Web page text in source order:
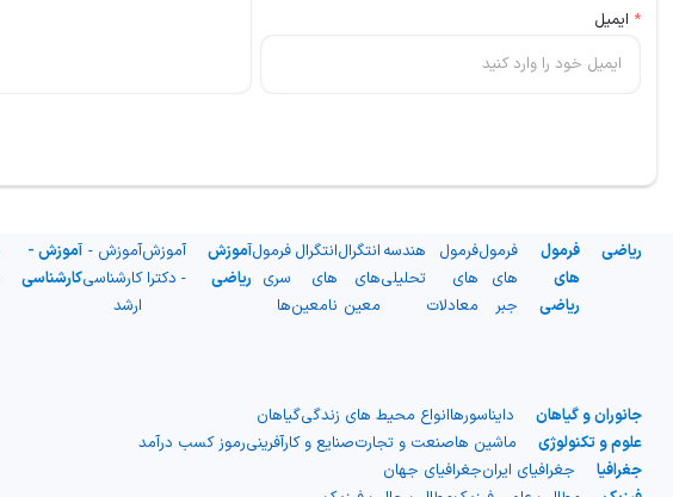
* ایمیل
ریاضی
فرمول
های
ریاضی
فرمول
های
جبر
فرمول
های
معادلات
هندسه
تحلیلی
انتگرال
های
معین
انتگرال
های
نامعین
فرمول
سری
ها
آموزش
ریاضی
آموزش
- دکترا
آموزش -
کارشناسی
ارشد
آموزش -
کارشناسی
جانوران و گیاهان دایناسورهاانواع محیط های زندگیگیاهان
علوم و تکنولوژی
ماشین هاصنعت و تجارتصنایع و کارآفرینیرموز کسب درآمد
جغرافیا
جغرافیای ایرانجغرافیای جهان